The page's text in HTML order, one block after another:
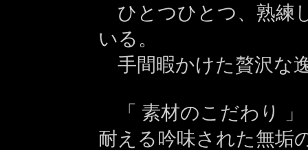
ひとつひとつ、熟練
いる。
手間暇かけた贅沢な
「 素材のこだわり 」
耐える吟味された無垢